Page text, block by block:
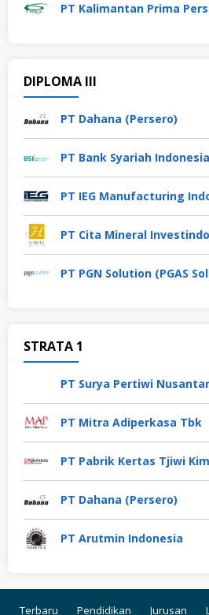
PT Kalimantan Prima
DIPLOMA III
PT Dahana (Persero)
PT Bank Syariah
PT IEG Manufacturing
PT Cita Mineral
PT PGN Solution (PGAS
STRATA 1
PT Surya Pertiwi
PT Mitra Adiperkasa Tbk
PT Pabrik Kertas Tjiwi
PT Dahana (Persero)
PT Arutmin Indonesia
Terbaru Pendidikan Jurusan